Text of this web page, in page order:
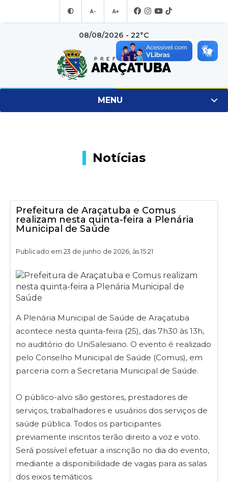
A- A+
08/08/2026 - 22°C
MENU
Notícias
Prefeitura de Araçatuba e Comus
realizam nesta quinta-feira a Plenária
Municipal de Saúde
Publicado em 23 de junho de 2026, às 15:21
A Plenária Municipal de Saúde de Araçatuba
acontece nesta quinta-feira (25), das 7h30 às 13h,
no auditório do UniSalesiano. O evento é realizado
pelo Conselho Municipal de Saúde (Comus), em
parceria com a Secretaria Municipal de Saúde.
O público-alvo são gestores, prestadores de
serviços, trabalhadores e usuários dos serviços de
saúde pública. Todos os participantes
previamente inscritos terão direito a voz e voto.
Será possível efetuar a inscrição no dia do evento,
mediante a disponibilidade de vagas para as salas
dos eixos temáticos.